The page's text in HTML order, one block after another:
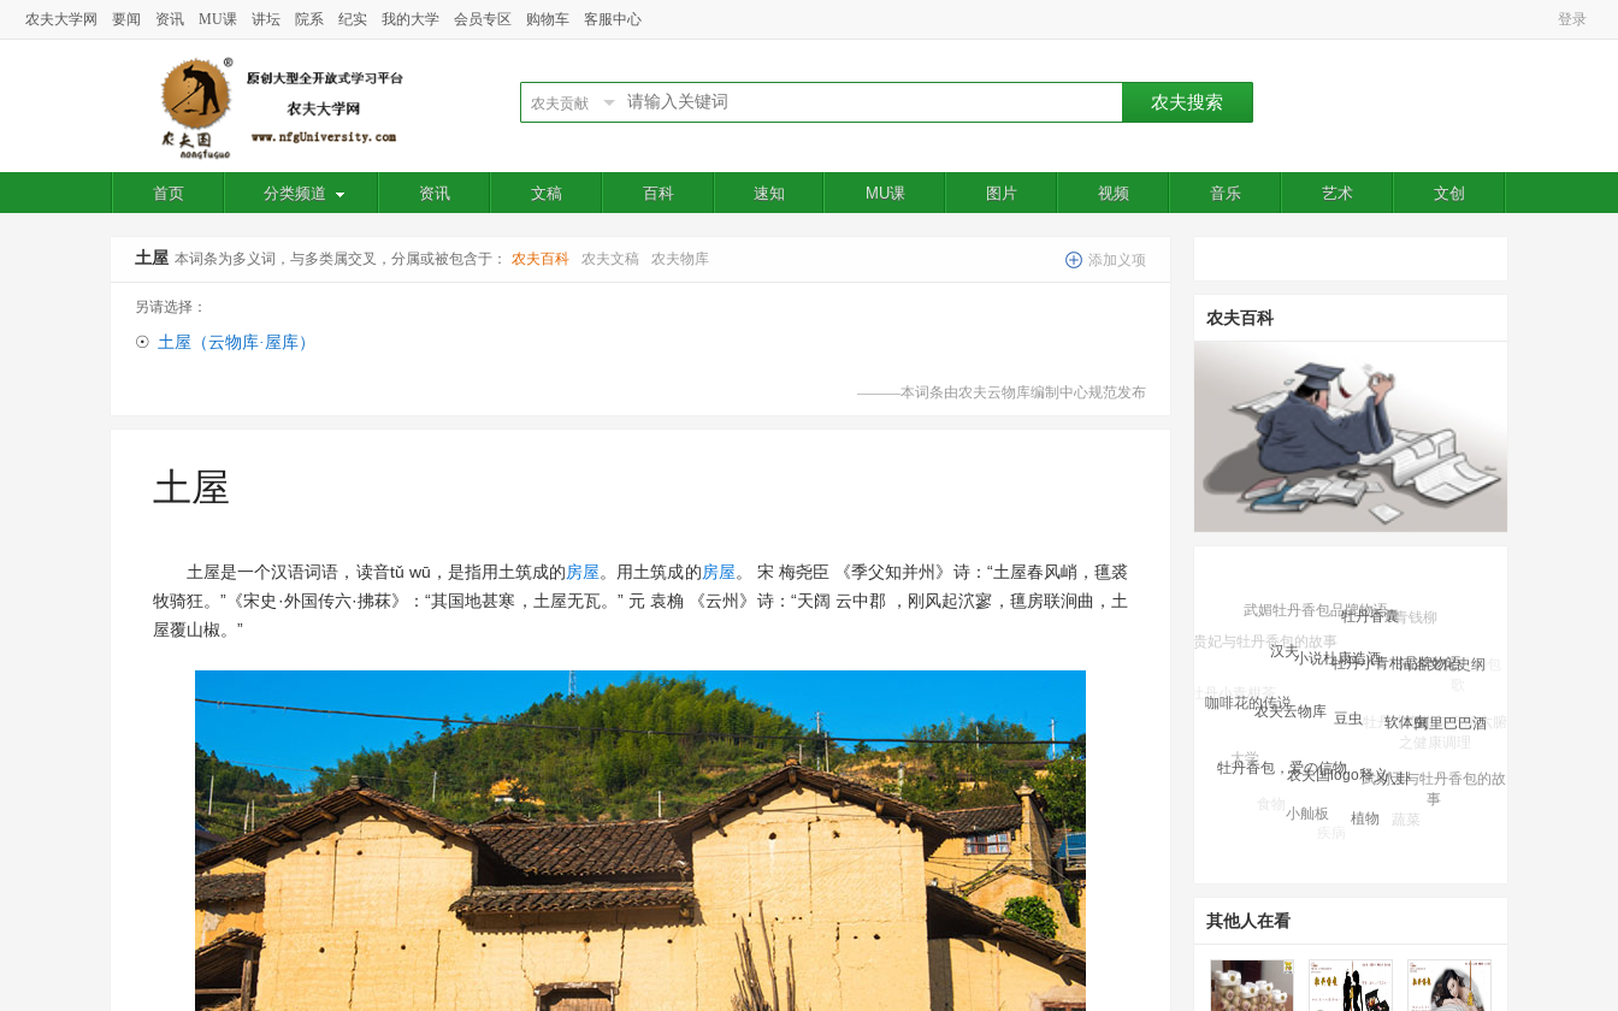
农夫大学网 要闻 资讯 MU课 讲坛 院系 纪实 我的大学 会员专区 购物车 客服中心 登录
首页 分类频道 资讯 文稿 百科 速知 MU课 图片 视频 音乐 艺术 文创
土屋 本词条为多义词，与多类属交叉，分属或被包含于： 农夫百科 农夫文稿 农夫物库 添加义项
另请选择：
☉ 土屋（云物库·屋库）
———本词条由农夫云物库编制中心规范发布
土屋
土屋是一个汉语词语，读音tǔ wū，是指用土筑成的房屋。用土筑成的房屋。 宋 梅尧臣 《季父知并州》诗：“土屋春风峭，氊裘
牧骑狂。”《宋史·外国传六·拂菻》：“其国地甚寒，土屋无瓦。” 元 袁桷 《云州》诗：“天阔 云中郡 ，刚风起泬寥，氊房联涧曲，土
屋覆山椒。”
农夫百科
武媚牡丹香包品牌物语
牡丹香囊
青钱柳
杨贵妃与牡丹香包的故事
汉夫小说杜康造酒牡丹小青柑品牌物语
河洛文化史纲
牡丹小青柑茶
咖啡花的传说
牡丹小青柑与五脏六腑
之健康调理
大学
牡丹香包，爱の信物
武则天与牡丹香包的故
事
树木
蔬菜
其他人在看